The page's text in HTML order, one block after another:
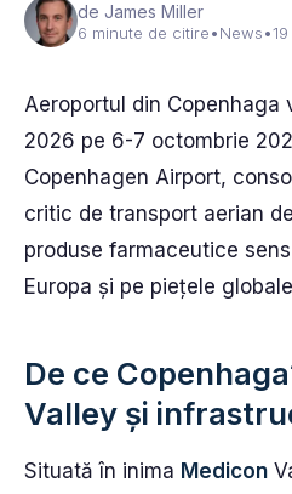
de James Miller
6 minute de citire•News•
Aeroportul din Copenhaga
2026 pe 6-7 octombrie
Copenhagen Airport,
critic de transport aerian
produse farmaceutice
Europa și pe piețele
De ce
Valley și
Situată în inima Medicon